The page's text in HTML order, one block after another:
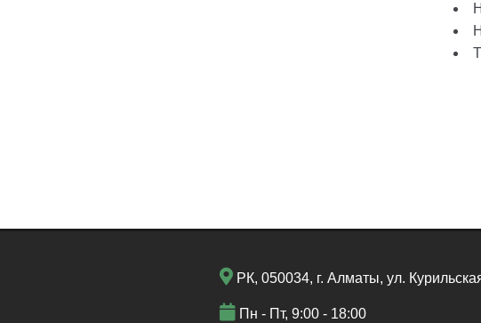
РК, 050034, г. Алматы, ул.
Пн - Пт, 9:00 - 18:00